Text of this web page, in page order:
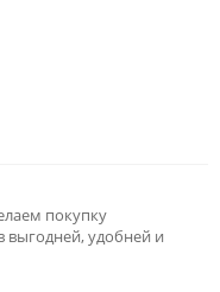
покупку
выгодней, удобней и